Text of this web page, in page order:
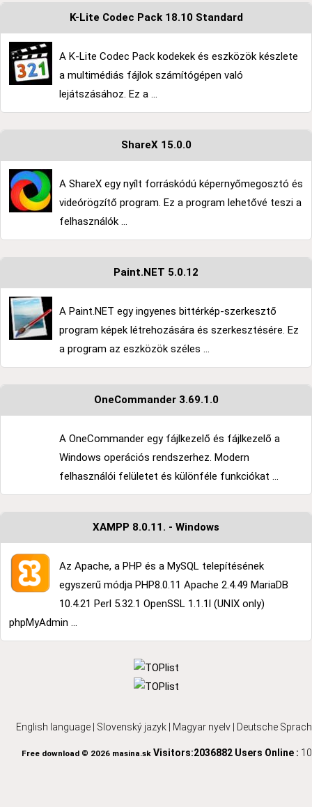
K-Lite Codec Pack 18.10 Standard
A K-Lite Codec Pack kodekek és eszközök készlete
a multimédiás fájlok számítógépen való
lejátszásához. Ez a ...
ShareX 15.0.0
A ShareX egy nyílt forráskódú képernyőmegosztó és
videórögzítő program. Ez a program lehetővé teszi a
felhasználók ...
Paint.NET 5.0.12
A Paint.NET egy ingyenes bittérkép-szerkesztő
program képek létrehozására és szerkesztésére. Ez
a program az eszközök széles ...
OneCommander 3.69.1.0
A OneCommander egy fájlkezelő és fájlkezelő a
Windows operációs rendszerhez. Modern
felhasználói felületet és különféle funkciókat ...
XAMPP 8.0.11. - Windows
Az Apache, a PHP és a MySQL telepítésének
egyszerű módja PHP8.0.11 Apache 2.4.49 MariaDB
10.4.21 Perl 5.32.1 OpenSSL 1.1.1l (UNIX only)
phpMyAdmin ...
English language Slovenský jazyk Magyar nyelv Deutsche
Free download © 2026 masina.skVisitors:2036882 Users Online : 10